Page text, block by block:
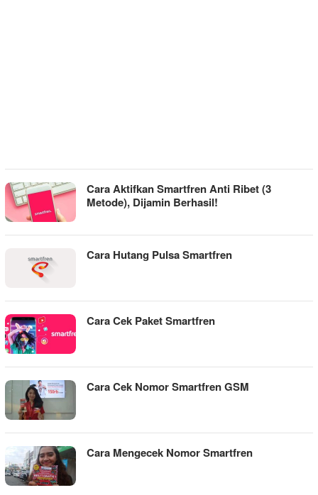
Cara Aktifkan Smartfren Anti Ribet (3
Metode), Dijamin Berhasil!
Cara Hutang Pulsa Smartfren
Cara Cek Paket Smartfren
Cara Cek Nomor Smartfren GSM
Cara Mengecek Nomor Smartfren